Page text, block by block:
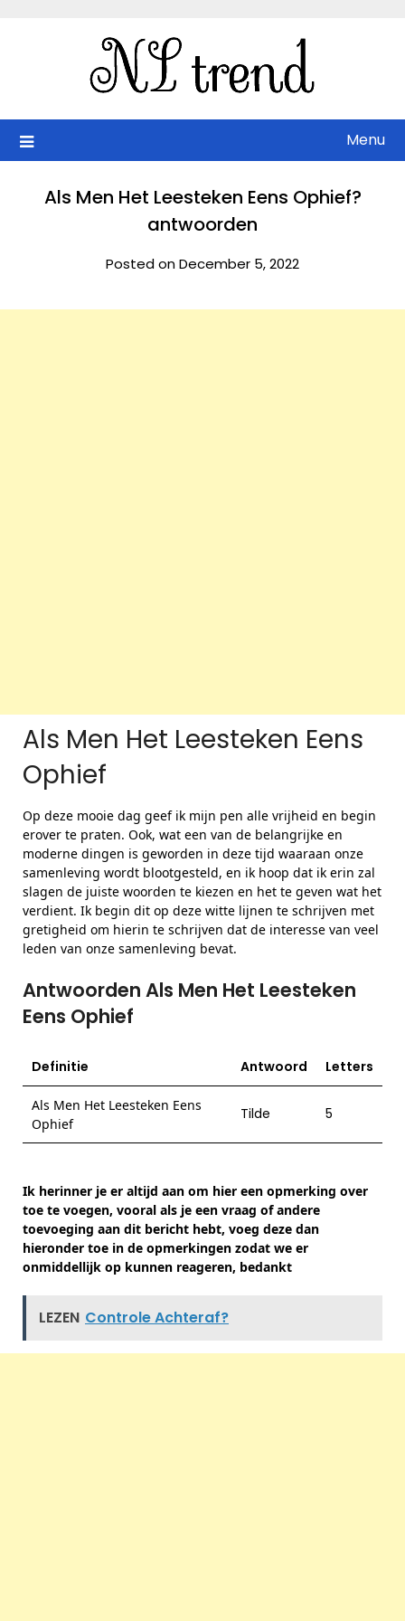
Menu
Als Men Het Leesteken Eens Ophief?
antwoorden
Posted on December 5, 2022
Als Men Het Leesteken Eens
Ophief
Op deze mooie dag geef ik mijn pen alle vrijheid en begin
erover te praten. Ook, wat een van de belangrijke en
moderne dingen is geworden in deze tijd waaraan onze
samenleving wordt blootgesteld, en ik hoop dat ik erin zal
slagen de juiste woorden te kiezen en het te geven wat het
verdient. Ik begin dit op deze witte lijnen te schrijven met
gretigheid om hierin te schrijven dat de interesse van veel
leden van onze samenleving bevat.
Antwoorden Als Men Het Leesteken
Eens Ophief
Definitie Antwoord Letters
Als Men Het Leesteken Eens
Ophief
Tilde 5
Ik herinner je er altijd aan om hier een opmerking over
toe te voegen, vooral als je een vraag of andere
toevoeging aan dit bericht hebt, voeg deze dan
hieronder toe in de opmerkingen zodat we er
onmiddellijk op kunnen reageren, bedankt
LEZEN Controle Achteraf?